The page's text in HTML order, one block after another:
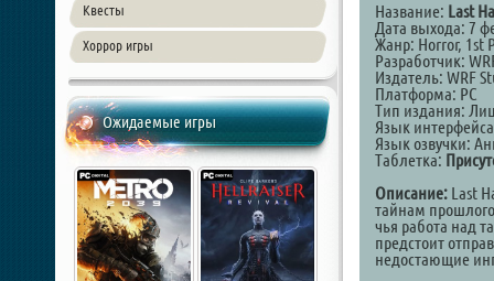
Квесты
Хоррор игры
Ожидаемые игры
Название: Last
Дата выхода: 7
Жанр: Horror, 1st
Разработчик:
Издатель: WRF
Платформа: PC
Тип издания:
Язык
Язык озвучки:
Таблетка:
Описание: Last
тайнам
чья работа над
предстоит
недостающие